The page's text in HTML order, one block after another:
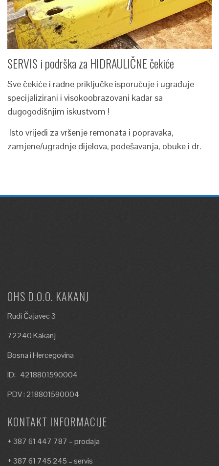
SERVIS i podrška za HIDRAULIČNE čekiće
Sve čekiće i radne priključke isporučuje i ugrađuje
specijalizirani i visokoobrazovani kadar sa
dugogodišnjim iskustvom !
Isto vrijedi za vršenje remonata i popravaka,
zamjene/ugradnje dijelova, podešavanja, obuke i dr.
OHS D.O.O. KAKANJ
Rudi Čajavec 3
72240 Kakanj
Bosna i Hercegovina
ID: 4218801590004
PDV : 218801590004
KONTAKT INFORMACIJE
+ 387 61 447 787 – prodaja
+ 387 61 745 245 – servis